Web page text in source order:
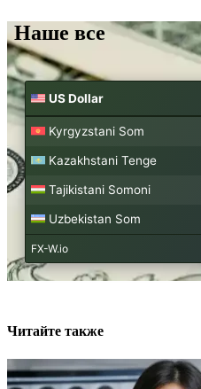
Наше все
Читайте также